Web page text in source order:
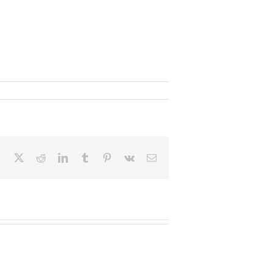
Facebook RedditLinkedInTumblr Pinterest
Vk Email